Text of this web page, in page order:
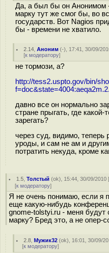
Да, а был бы он Анонимом -
марку тут же смог бы, во
государств. Вот Nagios
бы - времени не хватило.
2.14 ,Аноним (-), 17:41, 30/09/
[к модератору]
не тормози, а?
http://tess2.uspto.gov/bin/
давно все он нормально
стране прыгать, где
зарегать?
через суд, видимо, теперь
уроды, и сам не ам и
потратить некуда, кроме
1.5 ,Толстый (ok), 15:44, 30/09/2010
[к модератору]
Я не очень понимаю, если я
еще какую-нибудь
gnome-tolstyi.ru - меня будут
марку? Бред это, а не опер-
2.8 ,Мужик32 (ok), 16:01, 30/09/
[к модератору]